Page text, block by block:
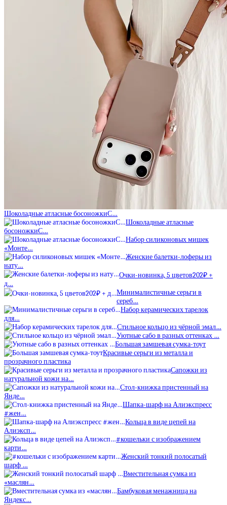
Шоколадные атласные босоножкиС…
Шоколадные атласные
босоножкиС…
Набор силиконовых мишек
«Монте…
Женские балетки-лоферы из
нату…
Очки-новинка, 5 цветов202₽ +
д…
Минималистичные серьги в
сереб…
Набор керамических тарелок
для…
Стильное кольцо из чёрной эмал…
Уютные сабо в разных оттенках …
Большая замшевая сумка-тоут
Красивые серьги из металла и
прозрачного пластика
Сапожки из
натуральной кожи на…
Стол-книжка пристенный на
Янде…
Шапка-шарф на Алиэкспресс
#жен…
Кольца в виде цепей на
Алиэксп…
#кошельки с изображением
карти…
Женский тонкий полосатый
шарф …
Вместительная сумка из
«маслян…
Бамбуковая менажница на
Яндекс…